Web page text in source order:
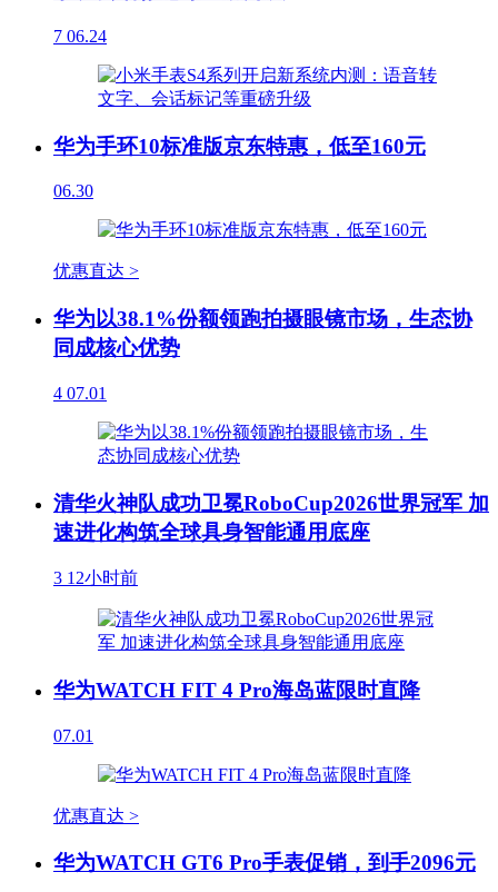
7 06.24
华为手环10标准版京东特惠，低至160元
06.30
优惠直达 >
华为以38.1%份额领跑拍摄眼镜市场，生态协
同成核心优势
4 07.01
清华火神队成功卫冕RoboCup2026世界冠军 加
速进化构筑全球具身智能通用底座
3 12小时前
华为WATCH FIT 4 Pro海岛蓝限时直降
07.01
优惠直达 >
华为WATCH GT6 Pro手表促销，到手2096元